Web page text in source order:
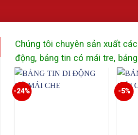
Chúng tôi chuyên sản xuất
động, bảng tin có mái tre,
-24% -5%